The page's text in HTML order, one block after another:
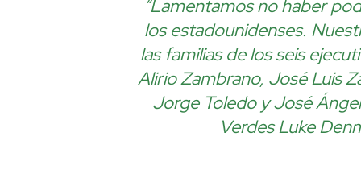
“Lamentamos no haber
los estadounidenses.
las familias de los seis
Alirio Zambrano, José Luis
Jorge Toledo y José
Verdes Luke